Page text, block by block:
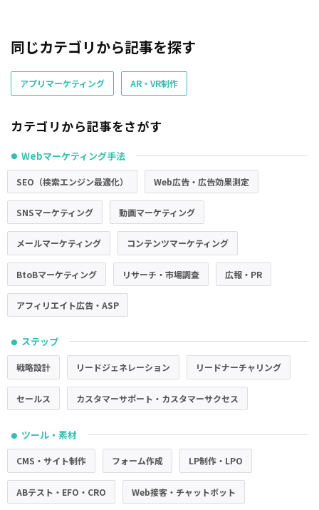
同じカテゴリから記事を探す
アプリマーケティング AR・VR制作
カテゴリから記事をさがす
● Webマーケティング手法
SEO（検索エンジン最適化） Web広告・広告効果測定
SNSマーケティング 動画マーケティング
メールマーケティング コンテンツマーケティング
BtoBマーケティング リサーチ・市場調査 広報・PR
アフィリエイト広告・ASP
● ステップ
戦略設計 リードジェネレーション リードナーチャリング
セールス カスタマーサポート・カスタマーサクセス
● ツール・素材
CMS・サイト制作 フォーム作成 LP制作・LPO
ABテスト・EFO・CRO Web接客・チャットボット